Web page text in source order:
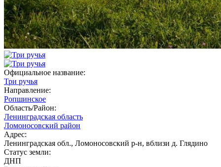
Официальное название:
Три ручья
Направление:
Ропшинское
Область/Район:
Ленинградская область
Ломоносовский район
Адрес:
Ленинградская обл., Ломоносовский р-н, вблизи д. Глядино
Статус земли:
ДНП